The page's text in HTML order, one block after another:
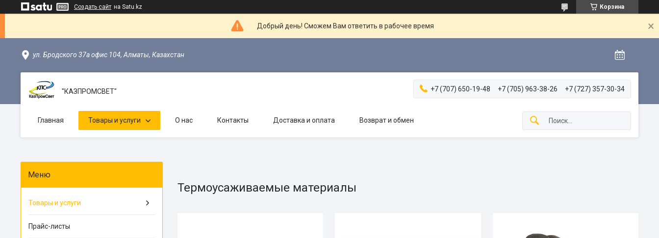
Создать сайт на Satu.kz Корзина
Добрый день! Сможем Вам ответить в рабочее время
ул. Бродского 37а офис 104, Алматы, Казахстан
"КАЗПРОМСВЕТ" +7 (707) 650-19-48 +7 (705) 963-38-26 +7 (727) 357-30-34
Главная Товары и услуги О нас Контакты Доставка и оплата Возврат и обмен
Термоусаживаемые материалы
Товары и услуги
Прайс-листы